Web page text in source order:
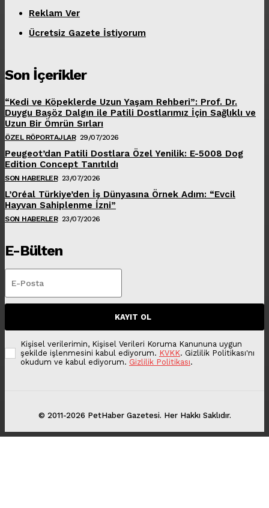
Reklam Ver
Ücretsiz Gazete İstiyorum
Son İçerikler
“Kedi ve Köpeklerde Uzun Yaşam Rehberi”: Prof. Dr.
Duygu Başöz Dalgın ile Patili Dostlarımız İçin Sağlıklı ve
Uzun Bir Ömrün Sırları
ÖZEL RÖPORTAJLAR 29/07/2026
Peugeot’dan Patili Dostlara Özel Yenilik: E-5008 Dog
Edition Concept Tanıtıldı
SON HABERLER 23/07/2026
L’Oréal Türkiye’den İş Dünyasına Örnek Adım: “Evcil
Hayvan Sahiplenme İzni”
SON HABERLER 23/07/2026
E-Bülten
KAYIT OL
Kişisel verilerimin, Kişisel Verileri Koruma Kanununa uygun
şekilde işlenmesini kabul ediyorum. KVKK. Gizlilik Politikası'nı
okudum ve kabul ediyorum. Gizlilik Politikası.
© 2011-2026 PetHaber Gazetesi. Her Hakkı Saklıdır.